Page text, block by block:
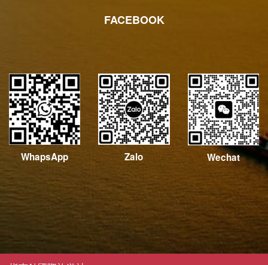
FACEBOOK
WhapsApp Zalo Wechat